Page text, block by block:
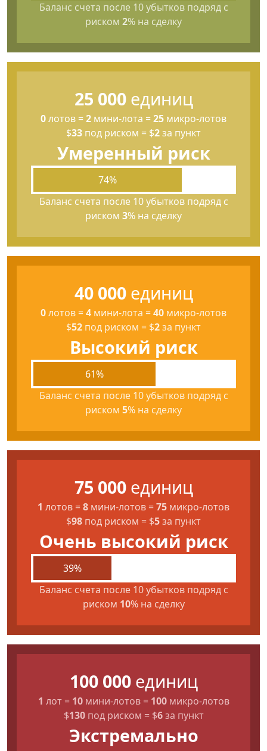
Баланс счета после 10 убытков подряд с
риском 2% на сделку
25 000единиц
0лотов =2 мини-лота =25 микро-лотов
$33 под риском = $2за пункт
Умеренный риск
74%
Баланс счета после 10 убытков подряд с
риском 3% на сделку
40 000единиц
0лотов =4 мини-лота =40 микро-лотов
$52 под риском = $2за пункт
Высокий риск
61%
Баланс счета после 10 убытков подряд с
риском 5% на сделку
75 000единиц
1 лотов =8 мини-лотов =75 микро-лотов
$98 под риском = $5за пункт
Очень высокий риск
39%
Баланс счета после 10 убытков подряд с
риском 10% на сделку
100 000единиц
1 лот = 10мини-лотов = 100микро-лотов
$130под риском = $6за пункт
Экстремально